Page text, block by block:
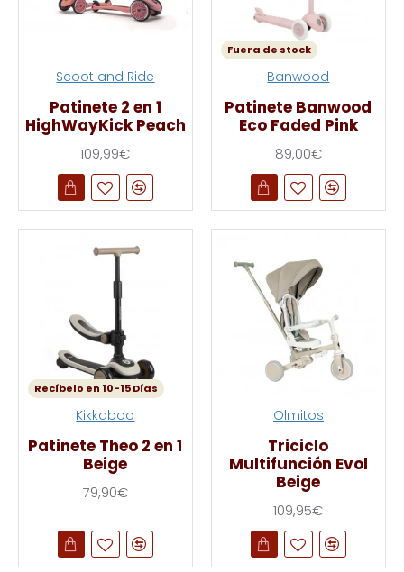
Scoot and Ride
Patinete 2 en 1
HighWayKick Peach
109,99€
Fuera de stock
Banwood
Patinete Banwood
Eco Faded Pink
89,00€
Recíbelo en 10-15 Días
Kikkaboo
Patinete Theo 2 en 1
Beige
79,90€
Olmitos
Triciclo
Multifunción Evol
Beige
109,95€